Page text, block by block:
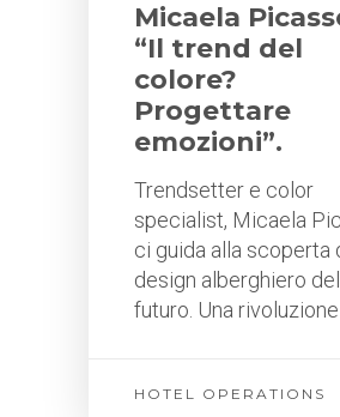
Micaela
“Il trend del
colore?
Progettare
emozioni”.
Trendsetter e color
specialist, Micaela
ci guida alla scoperta
design alberghiero del
futuro. Una rivoluzione…
HOTEL OPERATIONS